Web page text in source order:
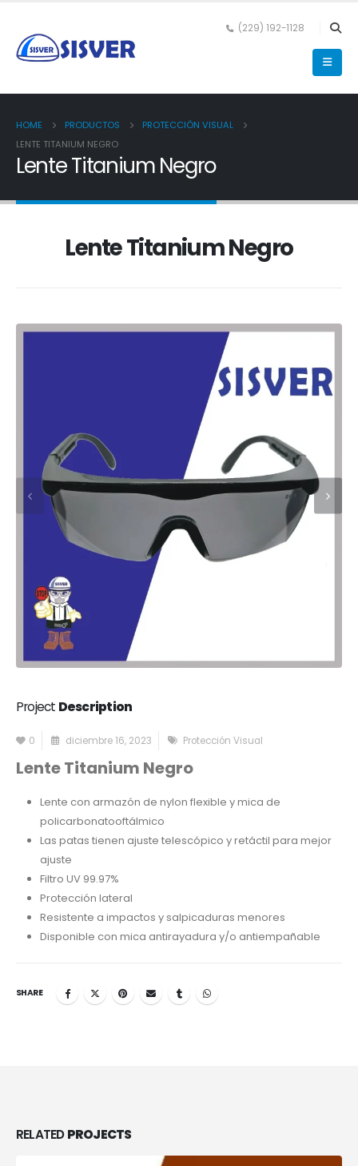
(229) 192-1128
HOME PRODUCTOS
PROTECCIÓN VISUAL
LENTE TITANIUM NEGRO
Lente Titanium Negro
Lente Titanium Negro
Project Description
0 diciembre 16, 2023 Protección Visual
Lente Titanium Negro
Lente con armazón de nylon flexible y mica de
policarbonatooftálmico
Las patas tienen ajuste telescópico y retáctil para mejor
ajuste
Filtro UV 99.97%
Protección lateral
Resistente a impactos y salpicaduras menores
Disponible con mica antirayadura y/o antiempañable
SHARE
RELATEDPROJECTS